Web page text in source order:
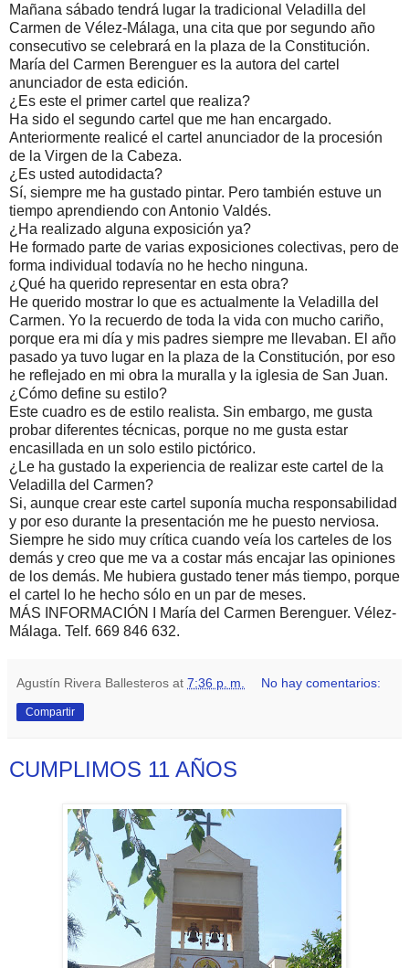
Mañana sábado tendrá lugar la tradicional Veladilla del
Carmen de Vélez-Málaga, una cita que por segundo año
consecutivo se celebrará en la plaza de la Constitución.
María del Carmen Berenguer es la autora del cartel
anunciador de esta edición.
¿Es este el primer cartel que realiza?
Ha sido el segundo cartel que me han encargado.
Anteriormente realicé el cartel anunciador de la procesión
de la Virgen de la Cabeza.
¿Es usted autodidacta?
Sí, siempre me ha gustado pintar. Pero también estuve un
tiempo aprendiendo con Antonio Valdés.
¿Ha realizado alguna exposición ya?
He formado parte de varias exposiciones colectivas, pero de
forma individual todavía no he hecho ninguna.
¿Qué ha querido representar en esta obra?
He querido mostrar lo que es actualmente la Veladilla del
Carmen. Yo la recuerdo de toda la vida con mucho cariño,
porque era mi día y mis padres siempre me llevaban. El año
pasado ya tuvo lugar en la plaza de la Constitución, por eso
he reflejado en mi obra la muralla y la iglesia de San Juan.
¿Cómo define su estilo?
Este cuadro es de estilo realista. Sin embargo, me gusta
probar diferentes técnicas, porque no me gusta estar
encasillada en un solo estilo pictórico.
¿Le ha gustado la experiencia de realizar este cartel de la
Veladilla del Carmen?
Si, aunque crear este cartel suponía mucha responsabilidad
y por eso durante la presentación me he puesto nerviosa.
Siempre he sido muy crítica cuando veía los carteles de los
demás y creo que me va a costar más encajar las opiniones
de los demás. Me hubiera gustado tener más tiempo, porque
el cartel lo he hecho sólo en un par de meses.
MÁS INFORMACIÓN I María del Carmen Berenguer. Vélez-
Málaga. Telf. 669 846 632.
Agustín Rivera Ballesteros at 7:36 p. m. No hay comentarios:
Compartir
CUMPLIMOS 11 AÑOS